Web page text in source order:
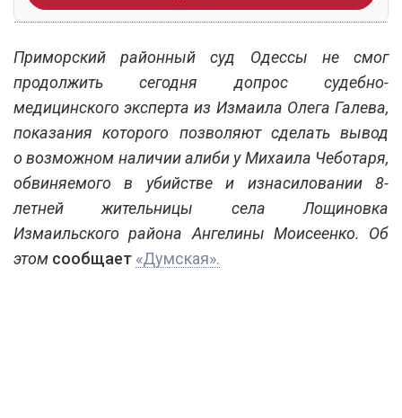
Приморский районный суд Одессы не смог
продолжить сегодня допрос судебно-
медицинского эксперта из Измаила Олега Галева,
показания которого позволяют сделать вывод
о возможном наличии алиби у Михаила Чеботаря,
обвиняемого в убийстве и изнасиловании 8-
летней жительницы села Лощиновка
Измаильского района Ангелины Моисеенко. Об
этом сообщает «Думская».